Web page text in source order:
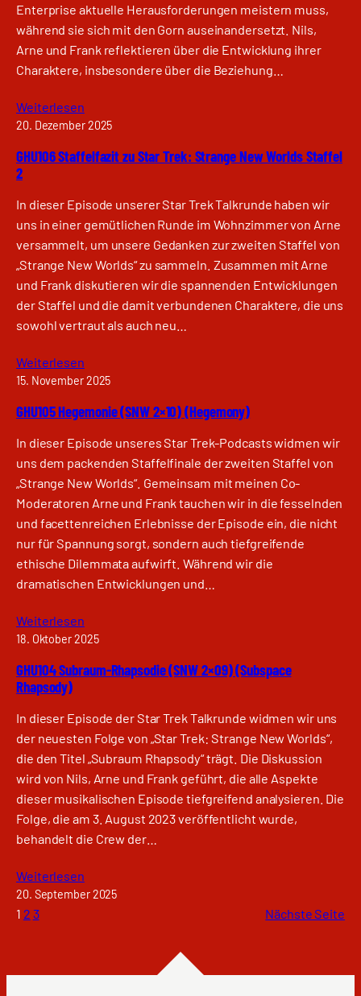
Enterprise aktuelle Herausforderungen meistern muss,
während sie sich mit den Gorn auseinandersetzt. Nils,
Arne und Frank reflektieren über die Entwicklung ihrer
Charaktere, insbesondere über die Beziehung…
Weiterlesen
20. Dezember 2025
GHU106 Staffelfazit zu Star Trek: Strange New Worlds Staffel
2
In dieser Episode unserer Star Trek Talkrunde haben wir
uns in einer gemütlichen Runde im Wohnzimmer von Arne
versammelt, um unsere Gedanken zur zweiten Staffel von
„Strange New Worlds“ zu sammeln. Zusammen mit Arne
und Frank diskutieren wir die spannenden Entwicklungen
der Staffel und die damit verbundenen Charaktere, die uns
sowohl vertraut als auch neu…
Weiterlesen
15. November 2025
GHU105 Hegemonie (SNW 2×10) (Hegemony)
In dieser Episode unseres Star Trek-Podcasts widmen wir
uns dem packenden Staffelfinale der zweiten Staffel von
„Strange New Worlds“. Gemeinsam mit meinen Co-
Moderatoren Arne und Frank tauchen wir in die fesselnden
und facettenreichen Erlebnisse der Episode ein, die nicht
nur für Spannung sorgt, sondern auch tiefgreifende
ethische Dilemmata aufwirft. Während wir die
dramatischen Entwicklungen und…
Weiterlesen
18. Oktober 2025
GHU104 Subraum-Rhapsodie (SNW 2×09) (Subspace
Rhapsody)
In dieser Episode der Star Trek Talkrunde widmen wir uns
der neuesten Folge von „Star Trek: Strange New Worlds“,
die den Titel „Subraum Rhapsody“ trägt. Die Diskussion
wird von Nils, Arne und Frank geführt, die alle Aspekte
dieser musikalischen Episode tiefgreifend analysieren. Die
Folge, die am 3. August 2023 veröffentlicht wurde,
behandelt die Crew der…
Weiterlesen
20. September 2025
1 2 3 Nächste Seite